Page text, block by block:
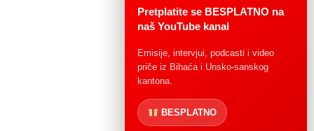
Pretplatite se BESPLATNO na
naš YouTube kanal
Emisije, intervjui, podcasti i video
priče iz Bihaća i Unsko-sanskog
kantona.
BESPLATNO